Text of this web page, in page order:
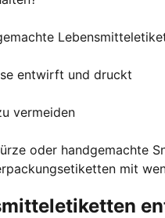
entwirft und druckt
vermeiden
oder handgemachte
mit